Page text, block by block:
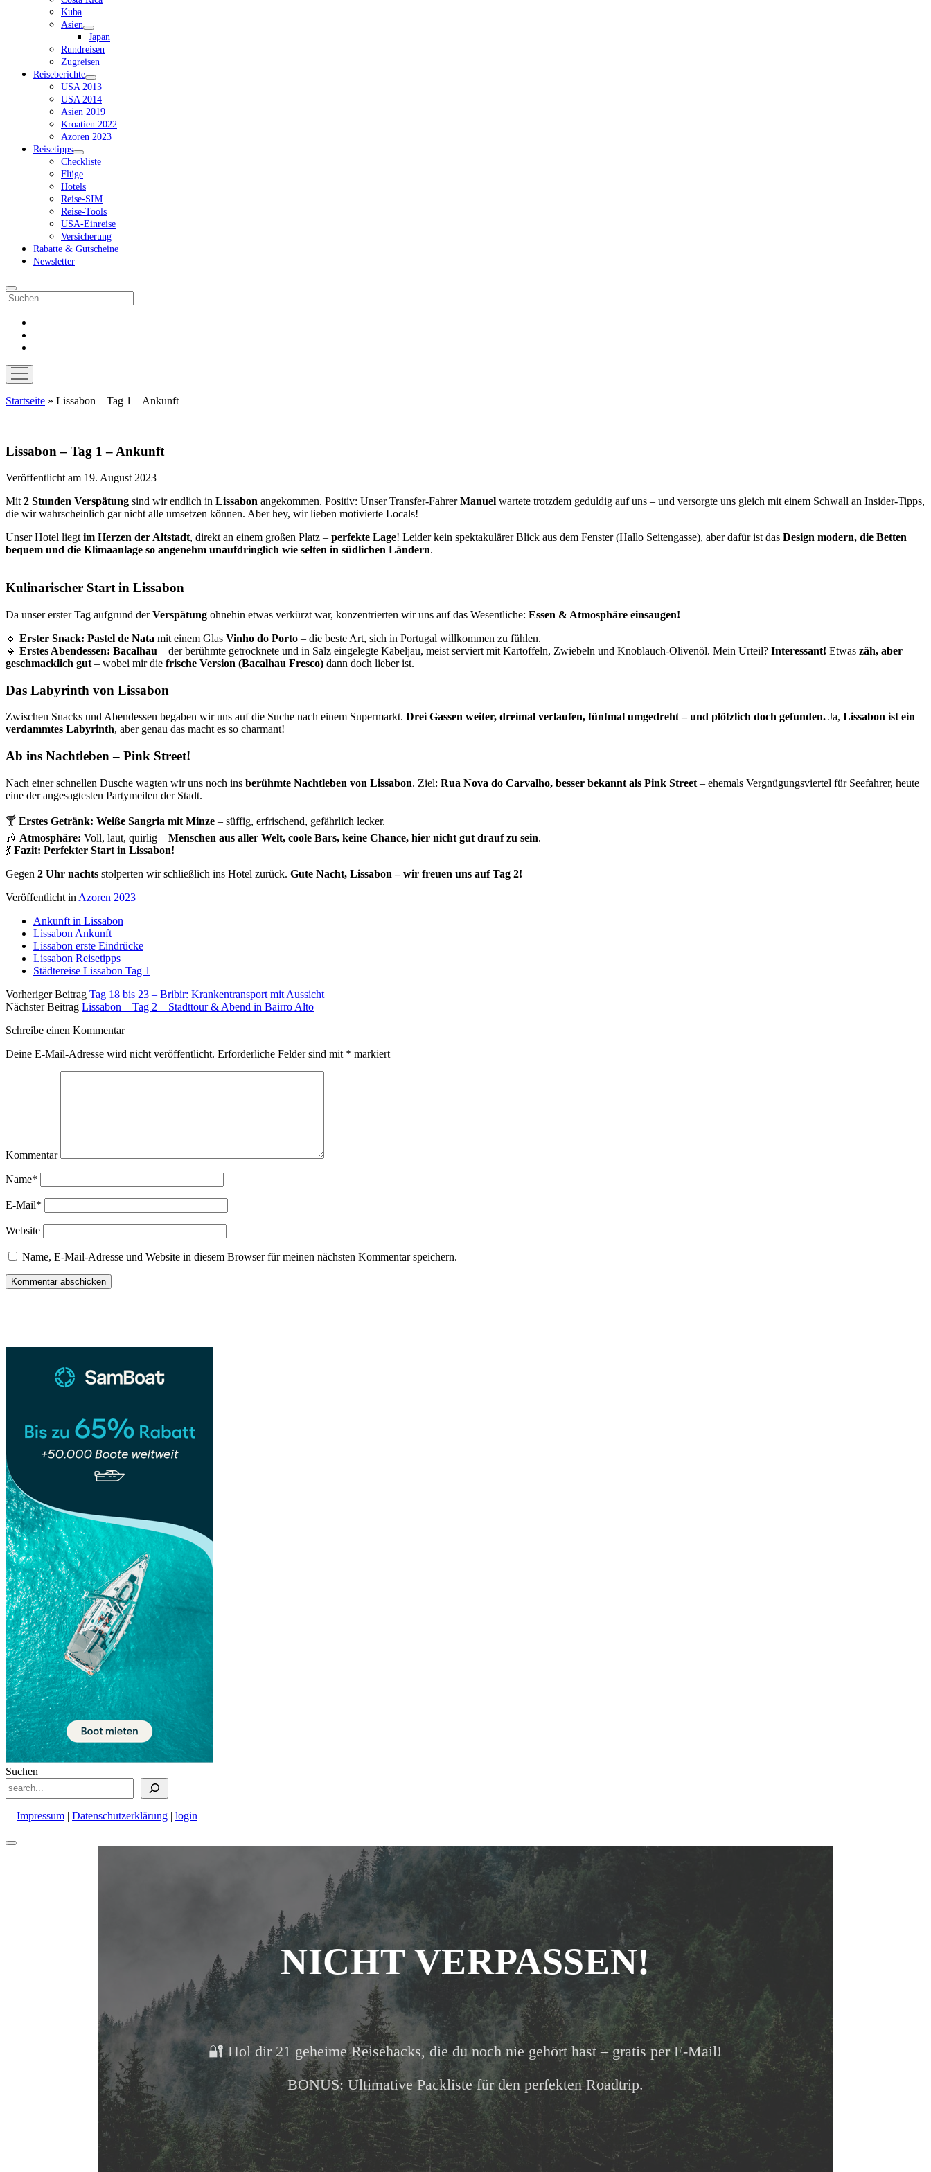
Kuba
Asien
Dropdown-
Menü
öffnen
Japan
Rundreisen
Zugreisen
Reiseberichte
Dropdown-
Menü
öffnen
USA 2013
USA 2014
Asien 2019
Kroatien 2022
Azoren 2023
Reisetipps
Dropdown-
Menü
öffnen
Checkliste
Flüge
Hotels
Reise-SIM
Reise-Tools
USA-Einreise
Versicherung
Rabatte & Gutscheine
Newsletter
Suchen
Menü
öffnen
Startseite » Lissabon – Tag 1 – Ankunft
Lissabon – Tag 1 – Ankunft
Veröffentlicht am 19. August 2023
Mit2 Stunden Verspätung sind wir endlich in Lissabon angekommen. Positiv: Unser Transfer-FahrerManuel wartete trotzdem geduldig auf uns – und versorgte uns gleich mit einem Schwall an Insider-Tipps,
die wir wahrscheinlich gar nicht alle umsetzen können. Aber hey, wir lieben motivierte Locals!
Unser Hotel liegtim Herzen der Altstadt, direkt an einem großen Platz – perfekte Lage! Leider kein spektakulärer Blick aus dem Fenster (Hallo Seitengasse), aber dafür ist das Design modern, die Betten
bequem und die Klimaanlage so angenehm unaufdringlich wie selten in südlichen Ländern.
Kulinarischer Start in Lissabon
Da unser erster Tag aufgrund derVerspätung ohnehin etwas verkürzt war, konzentrierten wir uns auf das Wesentliche: Essen & Atmosphäre einsaugen!
🔹 Erster Snack: Pastel de Nata mit einem Glas Vinho do Porto – die beste Art, sich in Portugal willkommen zu fühlen.
🔹 Erstes Abendessen: Bacalhau – der berühmte getrocknete und in Salz eingelegte Kabeljau, meist serviert mit Kartoffeln, Zwiebeln und Knoblauch-Olivenöl. Mein Urteil? Interessant! Etwas zäh, aber
geschmacklich gut – wobei mir die frische Version (Bacalhau Fresco) dann doch lieber ist.
Das Labyrinth von Lissabon
Zwischen Snacks und Abendessen begaben wir uns auf die Suche nach einem Supermarkt. Drei Gassen weiter, dreimal verlaufen, fünfmal umgedreht – und plötzlich doch gefunden. Ja, Lissabon ist ein
verdammtes Labyrinth, aber genau das macht es so charmant!
Ab ins Nachtleben – Pink Street!
Nach einer schnellen Dusche wagten wir uns noch ins berühmte Nachtleben von Lissabon. Ziel: Rua Nova do Carvalho, besser bekannt als Pink Street – ehemals Vergnügungsviertel für Seefahrer, heute
eine der angesagtesten Partymeilen der Stadt.
🍸 Erstes Getränk: Weiße Sangria mit Minze – süffig, erfrischend, gefährlich lecker.
🎶 Atmosphäre: Voll, laut, quirlig – Menschen aus aller Welt, coole Bars, keine Chance, hier nicht gut drauf zu sein.
💃 Fazit: Perfekter Start in Lissabon!
Gegen 2 Uhr nachts stolperten wir schließlich ins Hotel zurück. Gute Nacht, Lissabon – wir freuen uns auf Tag 2!
Veröffentlicht in Azoren 2023
Ankunft in Lissabon
Lissabon Ankunft
Lissabon erste Eindrücke
Lissabon Reisetipps
Städtereise Lissabon Tag 1
Vorheriger Beitrag Tag 18 bis 23 – Bribir: Krankentransport mit Aussicht
Nächster Beitrag Lissabon – Tag 2 – Stadttour & Abend in Bairro Alto
Schreibe einen Kommentar
Deine E-Mail-Adresse wird nicht veröffentlicht. Erforderliche Felder sind mit * markiert
Kommentar
Name*
E-Mail*
Website
Name, E-Mail-Adresse und Website in diesem Browser für meinen nächsten Kommentar speichern.
Suchen
Impressum | Datenschutzerklärung | login
Nach
NICHT VERPASSEN!
🔐 Hol dir 21 geheime Reisehacks, die du noch nie gehört hast – gratis per E-Mail!
BONUS: Ultimative Packliste für den perfekten Roadtrip.